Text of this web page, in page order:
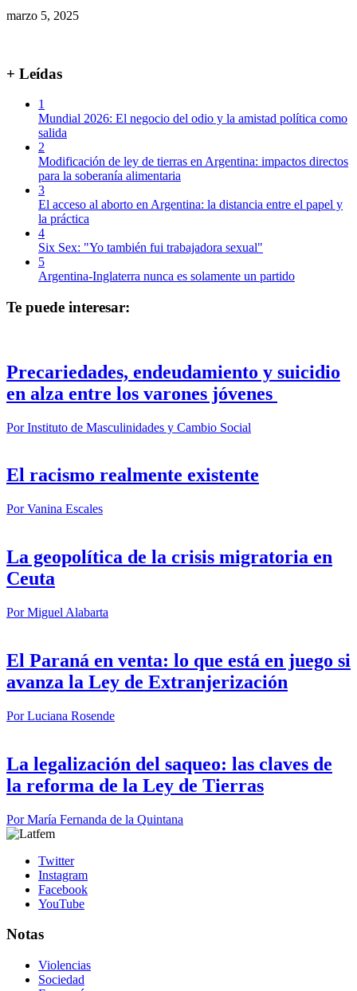
marzo 5, 2025
+ Leídas
1
Mundial 2026: El negocio del odio y la amistad política como
salida
2
Modificación de ley de tierras en Argentina: impactos directos
para la soberanía alimentaria
3
El acceso al aborto en Argentina: la distancia entre el papel y
la práctica
4
Six Sex: "Yo también fui trabajadora sexual"
5
Argentina-Inglaterra nunca es solamente un partido
Te puede interesar:
Precariedades, endeudamiento y suicidio
en alza entre los varones jóvenes
PorInstituto de Masculinidades y Cambio Social
El racismo realmente existente
PorVanina Escales
La geopolítica de la crisis migratoria en
Ceuta
PorMiguel Alabarta
El Paraná en venta: lo que está en juego si
avanza la Ley de Extranjerización
PorLuciana Rosende
La legalización del saqueo: las claves de
la reforma de la Ley de Tierras
PorMaría Fernanda de la Quintana
Twitter
Instagram
Facebook
YouTube
Notas
Violencias
Sociedad